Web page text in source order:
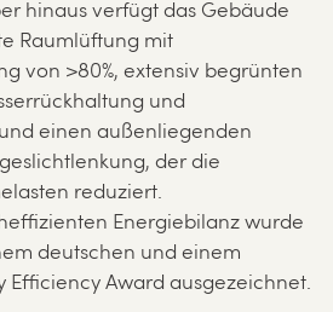
hinaus verfügt das Gebäude
Raumlüftung mit
von >80%, extensiv begrünten
und
einen außenliegenden
der die
reduziert.
Energiebilanz wurde
deutschen und einem
Efficiency Award ausgezeichnet.